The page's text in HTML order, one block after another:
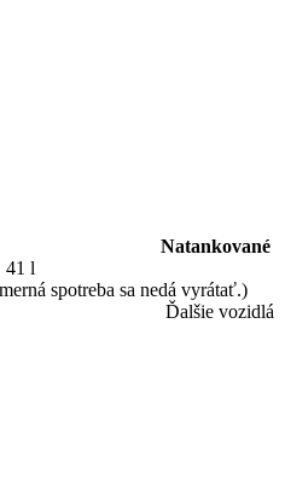
Natankované
41 l
spotreba sa nedá vyrátať.)
Ďalšie vozidlá